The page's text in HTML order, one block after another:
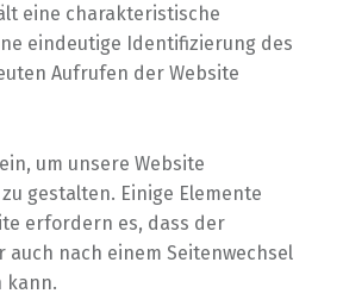
eine charakteristische
eindeutige Identifizierung des
Aufrufen der Website
um unsere Website
gestalten. Einige Elemente
erfordern es, dass der
auch nach einem Seitenwechsel
kann.